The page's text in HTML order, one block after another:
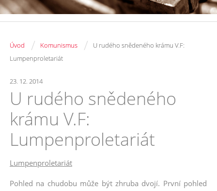
Úvod / Komunismus /
U rudého snědeného krámu V.F:
Lumpenproletariát
23. 12. 2014
U rudého snědeného
krámu V.F:
Lumpenproletariát
Lumpenproletariát
Pohled na chudobu může být zhruba dvojí. První pohled